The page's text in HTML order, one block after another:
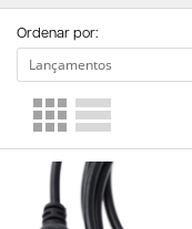
Ordenar por: